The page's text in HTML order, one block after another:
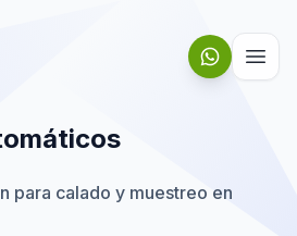
para calado y muestreo en